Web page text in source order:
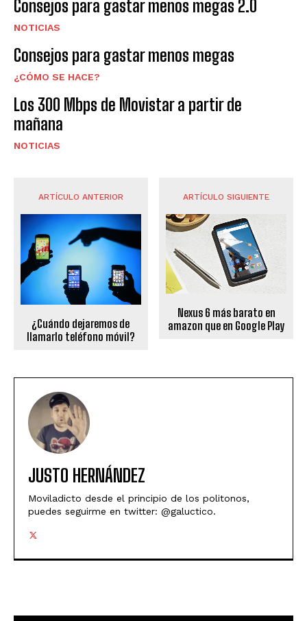
Consejos para gastar menos megas 2.0
NOTICIAS
Consejos para gastar menos megas
¿CÓMO SE HACE?
Los 300 Mbps de Movistar a partir de
mañana
NOTICIAS
ARTÍCULO ANTERIOR
¿Cuándo dejaremos de
llamarlo teléfono móvil?
ARTÍCULO SIGUIENTE
Nexus 6 más barato en
amazon que en Google Play
JUSTO HERNÁNDEZ
Moviladicto desde el principio de los politonos,
puedes seguirme en twitter: @galuctico.